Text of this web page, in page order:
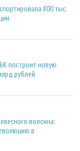
800 тыс.
построит новую
рублей
волокна:
в